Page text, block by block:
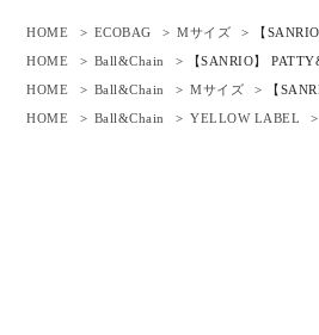
HOME > ECOBAG > Mサイズ
> 【
HOME
> Ball&Chain
> 【SANRIO】
HOME
> Ball&Chain > Mサイズ
> 【
HOME
> Ball&Chain > YELLOW LABEL